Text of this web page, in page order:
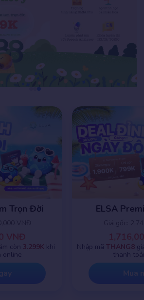
1 năm
VNĐ
VNĐ
chỉ còn799K khi
online
ELSA
Nhập mãTHANG8
thanh
Mua